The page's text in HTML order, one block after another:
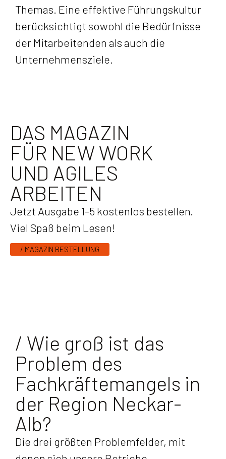
Themas. Eine effektive Führungskultur
berücksichtigt sowohl die Bedürfnisse
der Mitarbeitenden als auch die
Unternehmensziele.
DAS MAGAZIN
FÜR NEW WORK
UND AGILES
ARBEITEN
Jetzt Ausgabe 1-5 kostenlos bestellen.
Viel Spaß beim Lesen!
/ MAGAZIN BESTELLUNG
/ Wie groß ist das
Problem des
Fachkräftemangels in
der Region Neckar-
Alb?
Die drei größten Problemfelder, mit